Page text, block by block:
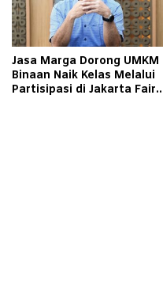
Jasa Marga Dorong UMKM
Binaan Naik Kelas Melalui
Partisipasi di Jakarta Fair